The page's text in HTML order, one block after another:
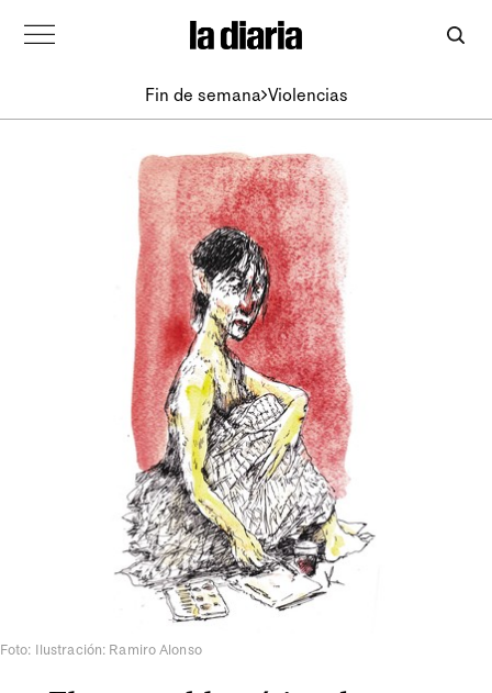
Fin de semana Violencias
Foto: Ilustración: Ramiro Alonso